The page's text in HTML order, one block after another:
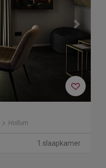
Hollum
1 slaapkamer